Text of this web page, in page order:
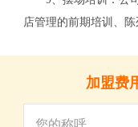
店管理的前期培训、
加盟费